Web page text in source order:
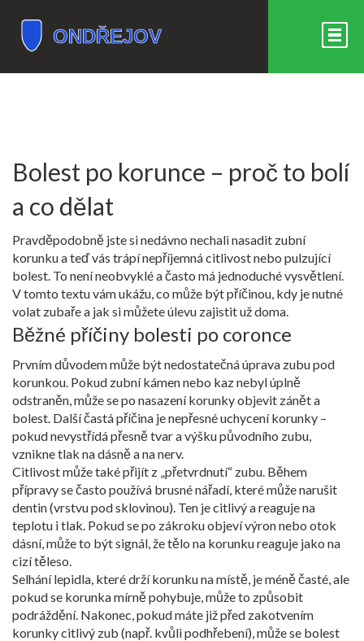
Bolest po korunce – proč to bolí
a co dělat
Pravděpodobně jste si nedávno nechali nasadit zubní
korunku a teď vás trápí nepříjemná citlivost nebo pulzující
bolest. To není neobvyklé a často má jednoduché vysvětlení.
V tomto textu vám ukážu, co může být příčinou, kdy je nutné
volat zubaře a jak si můžete úlevu zajistit už doma.
Běžné příčiny bolesti po coronce
Prvním důvodem může být nedostatečná úprava zubu pod
korunkou. Pokud zubní kámen nebo kaz nebyl úplně
odstraněn, může se po nasazení korunky objevit zánět a
bolest. Další častá příčina je nepřesné uchycení korunky –
pokud nevystřídá přesně tvar a výšku původního zubu,
vznikne tlak na dásně a na nerv.
Citlivost může také přijít z „přetvrdnutí“ zubu. Během
přípravy se často používá brusné nářadí, které může narušit
dentin (vrstvu pod sklovinou). Ten je citlivý a reaguje na
teplotu i tlak. Pokud se po zákroku objeví výron nebo otok
dásní, může to být signál, že tělo na korunku reaguje jako na
cizí těleso.
Selhání lepidla, které drží korunku na místě, je méně časté, ale
pokud se korunka mírně pohybuje, může to způsobit
podráždění. Nakonec, pokud máte již před zakotvením
korunky citlivý zub (např. kvůli podhřebení), může se bolest